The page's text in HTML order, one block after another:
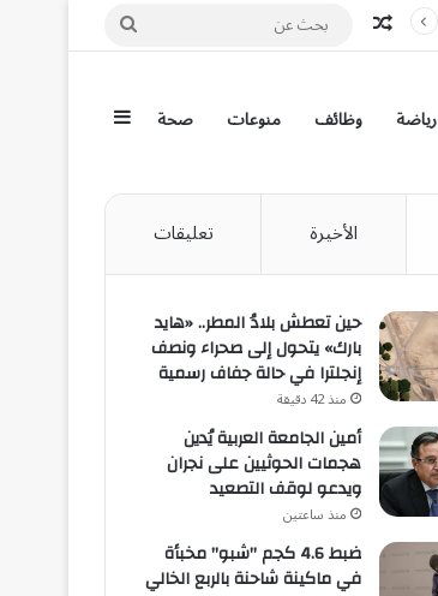
مقال عشوائي
بحث
رياضة وظائف منوعات صحة إضافة عمود
الأخيرة تعليقات
حين تعطش بلادُ المطر.. «هايد
بارك» يتحول إلى صحراء ونصف
إنجلترا في حالة جفاف رسمية
منذ 42 دقيقة
أمين الجامعة العربية يُدين
هجمات الحوثيين على نجران
ويدعو لوقف التصعيد
منذ ساعتين
ضبط 4.6 كجم "شبو" مخبأة
في ماكينة شاحنة بالربع الخالي